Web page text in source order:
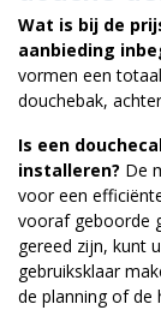
Wat is bij de
aanbieding
vormen een
douchebak,
Is een
installeren? De
voor een
vooraf geboorde
gereed zijn, kunt
gebruiksklaar
de planning of de